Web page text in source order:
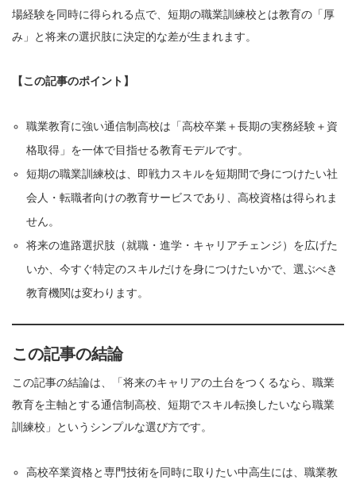
場経験を同時に得られる点で、短期の職業訓練校とは教育の「厚
み」と将来の選択肢に決定的な差が生まれます。
【この記事のポイント】
職業教育に強い通信制高校は「高校卒業＋長期の実務経験＋資
格取得」を一体で目指せる教育モデルです。
短期の職業訓練校は、即戦力スキルを短期間で身につけたい社
会人・転職者向けの教育サービスであり、高校資格は得られま
せん。
将来の進路選択肢（就職・進学・キャリアチェンジ）を広げた
いか、今すぐ特定のスキルだけを身につけたいかで、選ぶべき
教育機関は変わります。
この記事の結論
この記事の結論は、「将来のキャリアの土台をつくるなら、職業
教育を主軸とする通信制高校、短期でスキル転換したいなら職業
訓練校」というシンプルな選び方です。
高校卒業資格と専門技術を同時に取りたい中高生には、職業教